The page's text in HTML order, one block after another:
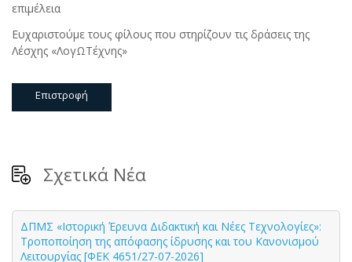
επιμέλεια
Ευχαριστούμε τους φίλους που στηρίζουν τις δράσεις της
Λέσχης «ΛογΩΤέχνης»
Επιστροφή
Σχετικά Νέα
ΔΠΜΣ «Ιστορική Έρευνα Διδακτική και Νέες Τεχνολογίες»:
Τροποποίηση της απόφασης ίδρυσης και του Κανονισμού
Λειτουργίας [ΦΕΚ 4651/27-07-2026]